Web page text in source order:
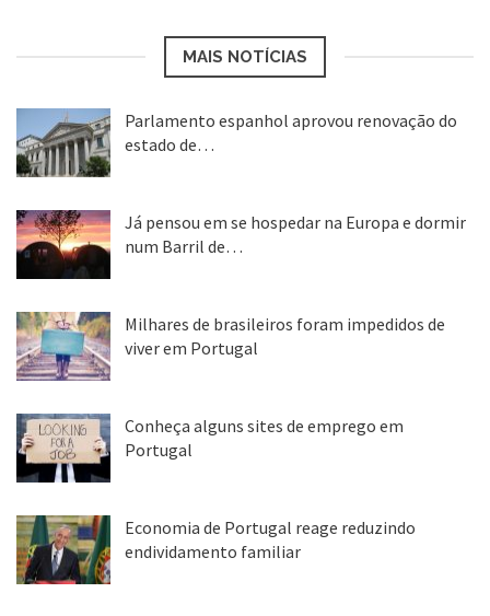
MAIS NOTÍCIAS
Parlamento espanhol aprovou renovação do
estado de…
Já pensou em se hospedar na Europa e dormir
num Barril de…
Milhares de brasileiros foram impedidos de
viver em Portugal
Conheça alguns sites de emprego em
Portugal
Economia de Portugal reage reduzindo
endividamento familiar